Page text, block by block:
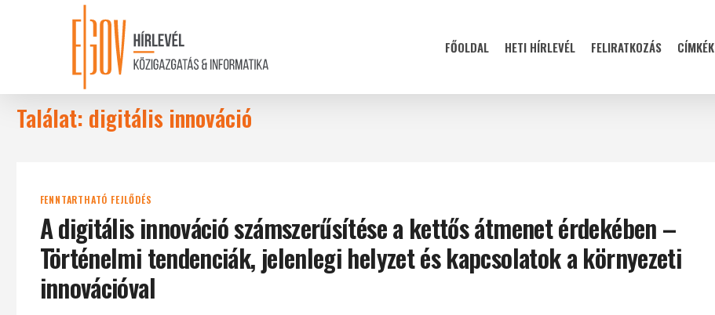
FŐOLDAL HETI HÍRLEVÉL FELIRATKOZÁS CÍMKÉK
Találat: digitális innováció
FENNTARTHATÓ FEJLŐDÉS
A digitális innováció számszerűsítése a kettős átmenet érdekében –
Történelmi tendenciák, jelenlegi helyzet és kapcsolatok a környezeti
innovációval